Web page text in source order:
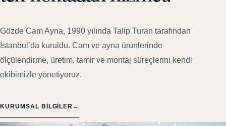
Gözde Cam Ayna, 1990 yılında Talip Turan tarafından
İstanbul’da kuruldu. Cam ve ayna ürünlerinde
ölçülendirme, üretim, tamir ve montaj süreçlerini kendi
ekibimizle yönetiyoruz.
KURUMSAL BILGILER →